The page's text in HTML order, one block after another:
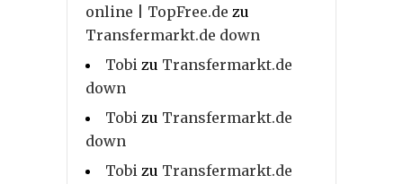
online | TopFree.de zu
Transfermarkt.de down
Tobi zu Transfermarkt.de
down
Tobi zu Transfermarkt.de
down
Tobi zu Transfermarkt.de